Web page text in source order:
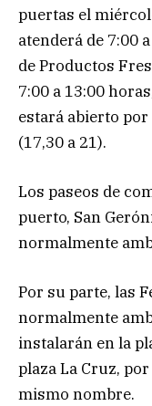
puertas el
atenderá de 7:00
de Productos
7:00 a 13:00
estará abierto por
(17,30 a 21).
Los paseos de
puerto, San
normalmente
Por su parte, las
normalmente
instalarán en la
plaza La Cruz,
mismo nombre.